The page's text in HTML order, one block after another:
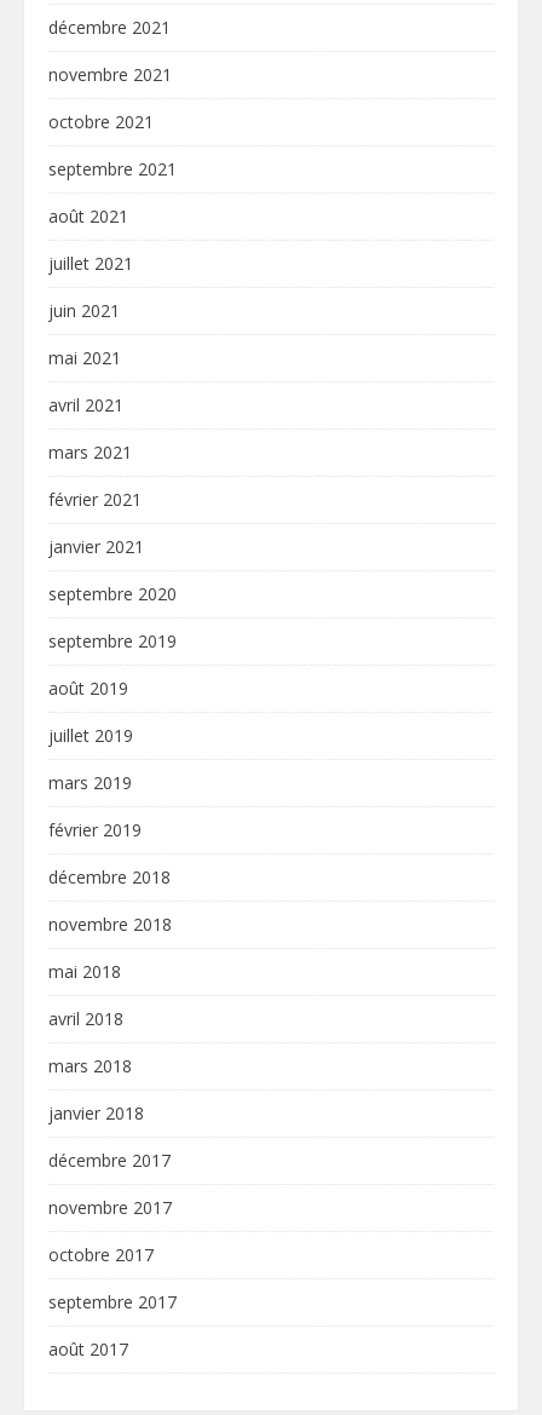
décembre 2021
novembre 2021
octobre 2021
septembre 2021
août 2021
juillet 2021
juin 2021
mai 2021
avril 2021
mars 2021
février 2021
janvier 2021
septembre 2020
septembre 2019
août 2019
juillet 2019
mars 2019
février 2019
décembre 2018
novembre 2018
mai 2018
avril 2018
mars 2018
janvier 2018
décembre 2017
novembre 2017
octobre 2017
septembre 2017
août 2017